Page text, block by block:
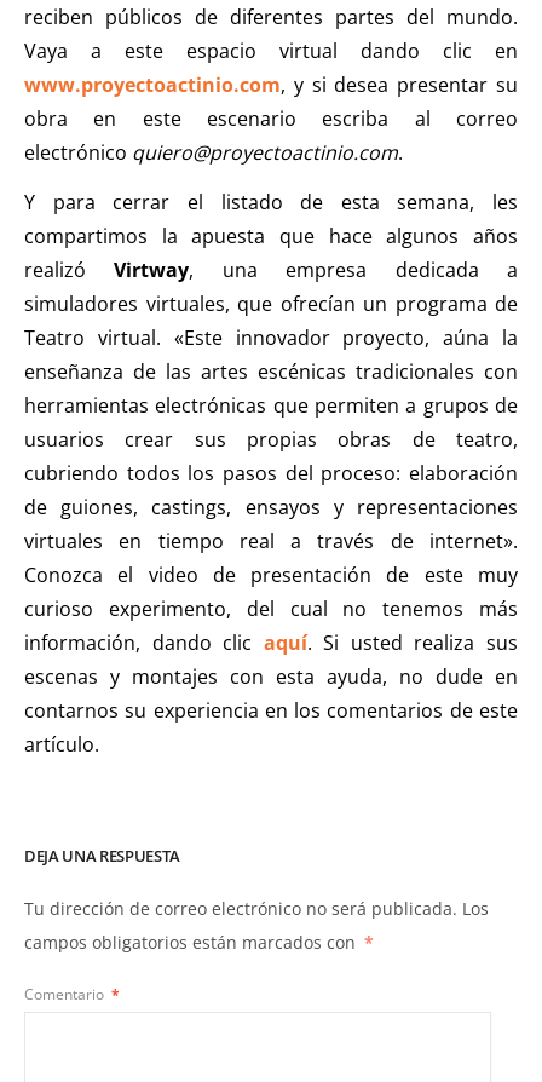
reciben públicos de diferentes partes del mundo.
Vaya a este espacio virtual dando clic en
www.proyectoactinio.com, y si desea presentar su
obra en este escenario escriba al correo
electrónico quiero@proyectoactinio.com.
Y para cerrar el listado de esta semana, les
compartimos la apuesta que hace algunos años
realizóVirtway, una empresa dedicada a
simuladores virtuales, que ofrecían un programa de
Teatro virtual. «Este innovador proyecto, aúna la
enseñanza de las artes escénicas tradicionales con
herramientas electrónicas que permiten a grupos de
usuarios crear sus propias obras de teatro,
cubriendo todos los pasos del proceso: elaboración
de guiones, castings, ensayos y representaciones
virtuales en tiempo real a través de internet».
Conozca el video de presentación de este muy
curioso experimento, del cual no tenemos más
información, dando clic aquí. Si usted realiza sus
escenas y montajes con esta ayuda, no dude en
contarnos su experiencia en los comentarios de este
artículo.
DEJA UNA RESPUESTA
Tu dirección de correo electrónico no será publicada. Los
campos obligatorios están marcados con *
Comentario *